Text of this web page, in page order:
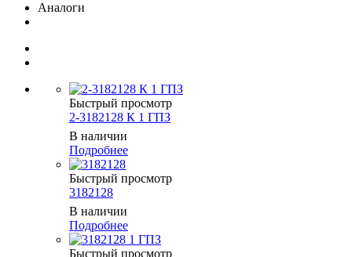
Аналоги
Быстрый просмотр
2-3182128 К 1 ГПЗ
В наличии
Подробнее
Быстрый просмотр
3182128
В наличии
Подробнее
Быстрый просмотр